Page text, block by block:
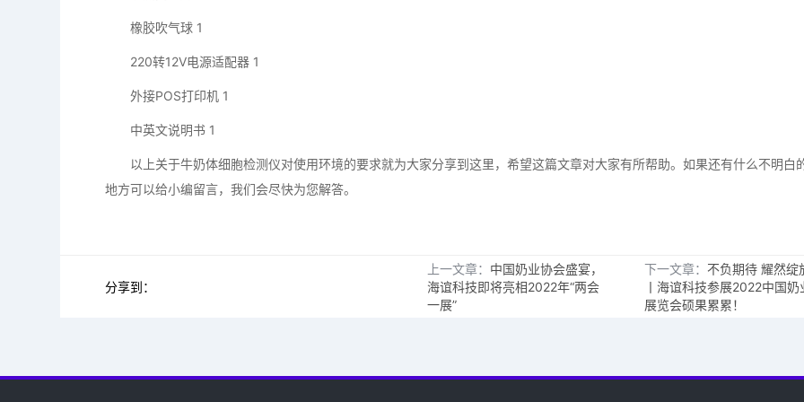
橡胶吹气球 1
220转12V电源适配器 1
外接POS打印机 1
中英文说明书 1
以上关于牛奶体细胞检测仪对使用环境的要求就为大家分享到这里，希望这篇文章对大家有所帮助。如果还有什么不明白
地方可以给小编留言，我们会尽快为您解答。
分享到：
上一文章： 中国奶业协会盛宴，
海谊科技即将亮相2022年“两会
一展”
下一文章： 不负期待 耀然绽
丨海谊科技参展2022中国奶
展览会硕果累累！